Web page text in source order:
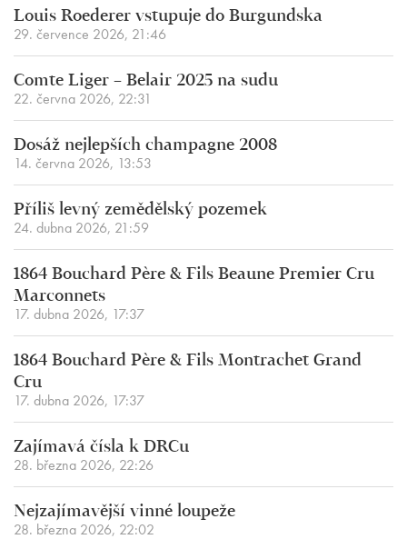
Louis Roederer vstupuje do Burgundska
29. července 2026, 21:46
Comte Liger – Belair 2025 na sudu
22. června 2026, 22:31
Dosáž nejlepších champagne 2008
14. června 2026, 13:53
Příliš levný zemědělský pozemek
24. dubna 2026, 21:59
1864 Bouchard Père & Fils Beaune Premier Cru
Marconnets
17. dubna 2026, 17:37
1864 Bouchard Père & Fils Montrachet Grand
Cru
17. dubna 2026, 17:37
Zajímavá čísla k DRCu
28. března 2026, 22:26
Nejzajímavější vinné loupeže
28. března 2026, 22:02